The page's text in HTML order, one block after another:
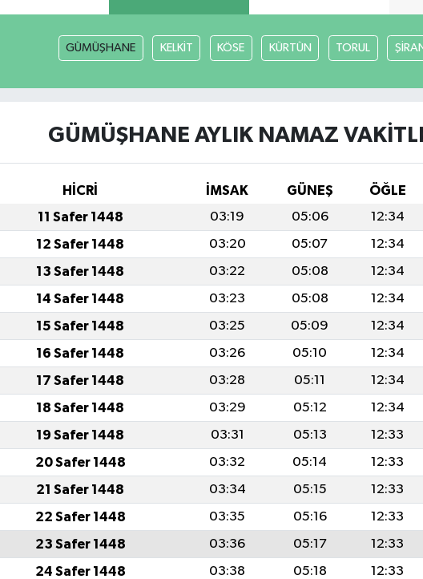
GÜMÜŞHANE KELKİT KÖSE KÜRTÜN TORUL
GÜMÜŞHANE AYLIK NAMAZ
HİCRİ İMSAK GÜNEŞ ÖĞLE
11 Safer 1448 03:19 05:06 12:34
12 Safer 1448 03:20 05:07 12:34
13 Safer 1448 03:22 05:08 12:34
14 Safer 1448 03:23 05:08 12:34
15 Safer 1448 03:25 05:09 12:34
16 Safer 1448 03:26 05:10 12:34
17 Safer 1448 03:28 05:11 12:34
18 Safer 1448 03:29 05:12 12:34
19 Safer 1448 03:31 05:13 12:33
20 Safer 1448 03:32 05:14 12:33
21 Safer 1448 03:34 05:15 12:33
22 Safer 1448 03:35 05:16 12:33
23 Safer 1448 03:36 05:17 12:33
24 Safer 1448 03:38 05:18 12:33